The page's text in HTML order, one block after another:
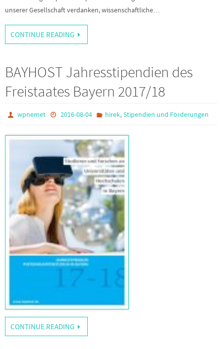
unserer Gesellschaft verdanken, wissenschaftliche…
CONTINUE READING
BAYHOST Jahresstipendien des
Freistaates Bayern 2017/18
wpnemet 2016-08-04 hirek, Stipendien und Förderungen
CONTINUE READING